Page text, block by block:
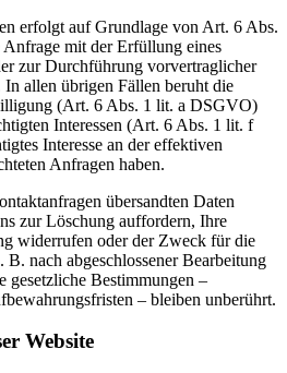
erfolgt auf Grundlage von Art. 6 Abs.
mit der Erfüllung eines
zur Durchführung vorvertraglicher
allen übrigen Fällen beruht die
(Art. 6 Abs. 1 lit. a DSGVO)
Interessen (Art. 6 Abs. 1 lit. f
Interesse an der effektiven
Anfragen haben.
übersandten Daten
zur Löschung auffordern, Ihre
widerrufen oder der Zweck für die
nach abgeschlossener Bearbeitung
gesetzliche Bestimmungen –
– bleiben unberührt.
Website